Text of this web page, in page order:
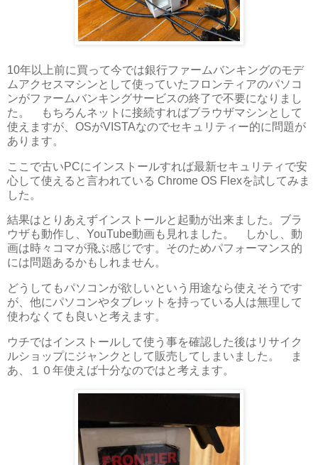
10年以上前に買って今では銀行ファームバンキングのモデ
ムアクセスマシンとして使っていたフロンティアのパソコ
ンがファームバンキングサービスの終了で不要になりまし
た。 もちろんネットに接続すればブラウザマシンとして
使えますが、OSがVISTAなのでセキュリティー的に問題が
あります。
ここで古いPCにインストールすれば最新セキュリティで安
心して使えると言われている Chrome OS Flexを試してみま
した。
結果はとりあえずインストールと起動が出来ました。ブラ
ウザも動作し、YouTube動画も見れました。 しかし、動
画は時々コマが飛ぶ感じです。そのためパフォーマンス的
には問題あるかもしれません。
どうしてもパソコンが欲しいという用途なら使えそうです
が、他にパソコンやタブレットを持っている人は無理して
使わなくても良いと考えます。
ウチではインストールして使う事を確認した後はリサイク
ルショップにジャンクとして販売してしまいました。 ま
あ、１０年使えば十分なのではと考えます。